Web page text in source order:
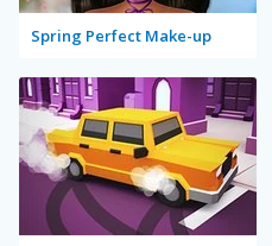
Spring Perfect Make-up